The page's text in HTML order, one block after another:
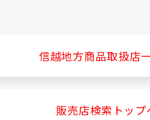
信越地方商品取扱店
販売店検索トップ